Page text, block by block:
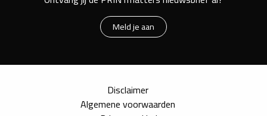
Meld je aan
Disclaimer
Algemene voorwaarden